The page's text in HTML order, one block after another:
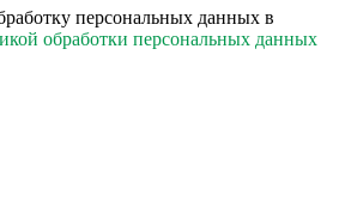
персональных данных в
обработки персональных данных